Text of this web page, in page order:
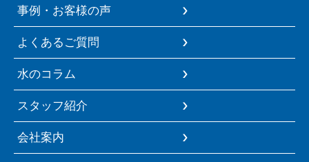
事例・お客様の声
よくあるご質問
水のコラム
スタッフ紹介
会社案内